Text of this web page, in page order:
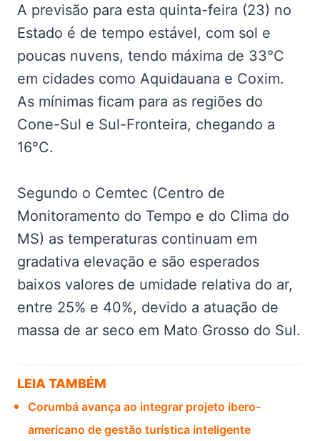
A previsão para esta quinta-feira (23) no
Estado é de tempo estável, com sol e
poucas nuvens, tendo máxima de 33°C
em cidades como Aquidauana e Coxim.
As mínimas ficam para as regiões do
Cone-Sul e Sul-Fronteira, chegando a
16°C.
Segundo o Cemtec (Centro de
Monitoramento do Tempo e do Clima do
MS) as temperaturas continuam em
gradativa elevação e são esperados
baixos valores de umidade relativa do ar,
entre 25% e 40%, devido a atuação de
massa de ar seco em Mato Grosso do Sul.
LEIA TAMBÉM
Corumbá avança ao integrar projeto ibero-
americano de gestão turística inteligente